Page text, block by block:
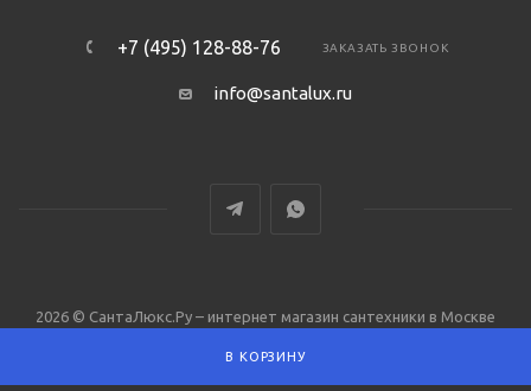
В КОРЗИНУ
+7 (495) 128-88-76 ЗАКАЗАТЬ ЗВОНОК
info@santalux.ru
2026 © СантаЛюкс.Ру – интернет магазин сантехники в Москве